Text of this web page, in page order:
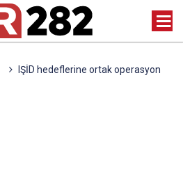
IŞİD hedeflerine ortak operasyon